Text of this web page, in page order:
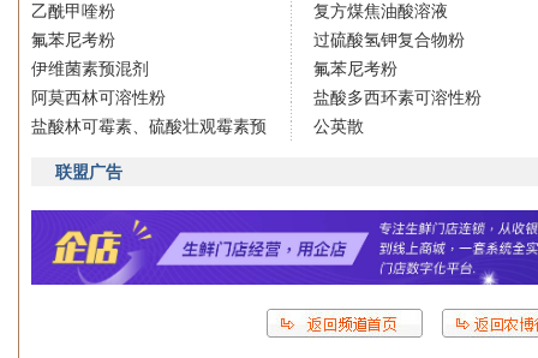
乙酰甲喹粉
氟苯尼考粉
伊维菌素预混剂
阿莫西林可溶性粉
盐酸林可霉素、硫酸壮观霉素预
复方煤焦油酸溶液
过硫酸氢钾复合物粉
氟苯尼考粉
盐酸多西环素可溶性粉
公英散
联盟广告